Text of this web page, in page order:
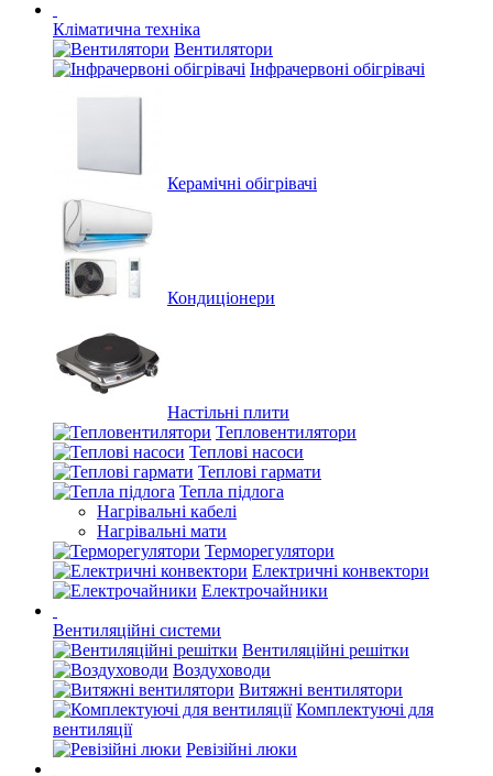
Кліматична техніка
Вентилятори
Інфрачервоні обігрівачі
Керамічні обігрівачі
Кондиціонери
Настільні плити
Тепловентилятори
Теплові насоси
Теплові гармати
Тепла підлога
Нагрівальні кабелі
Нагрівальні мати
Терморегулятори
Електричні конвектори
Електрочайники
Вентиляційні системи
Вентиляційні решітки
Воздуховоди
Витяжні вентилятори
Комплектуючі для
вентиляції
Ревізійні люки